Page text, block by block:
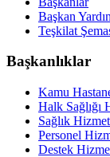
Başkan
Teşkilat
Başkanlıklar
Kamu
Halk Sağlığı
Sağlık
Personel
Destek